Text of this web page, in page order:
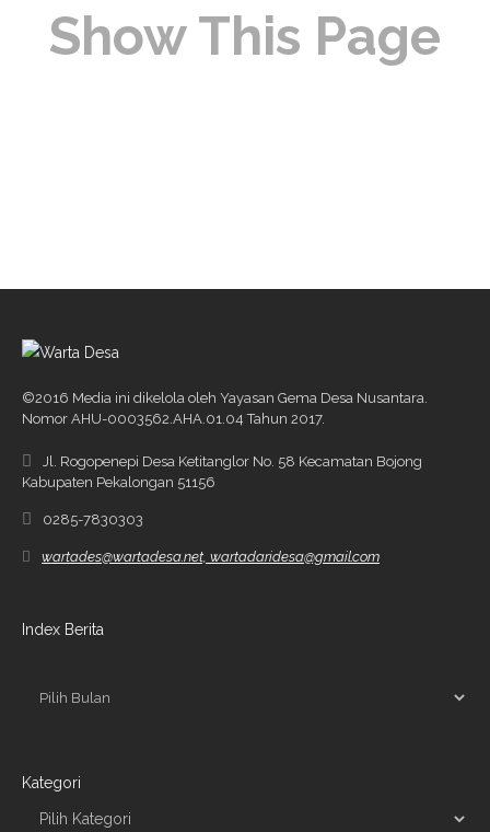
Show This Page
©2016 Media ini dikelola oleh Yayasan Gema Desa Nusantara.
Nomor AHU-0003562.AHA.01.04 Tahun 2017.
Jl. Rogopenepi Desa Ketitanglor No. 58 Kecamatan Bojong
Kabupaten Pekalongan 51156
0285-7830303
wartades@wartadesa.net, wartadaridesa@gmail.com
Index Berita
Kategori